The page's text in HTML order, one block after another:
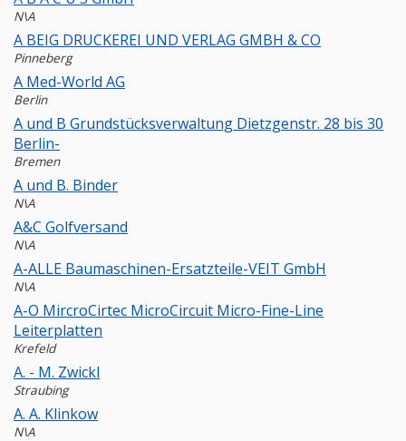
N\A
A BEIG DRUCKEREI UND VERLAG GMBH & CO
Pinneberg
A Med-World AG
Berlin
A und B Grundstücksverwaltung Dietzgenstr. 28 bis 30
Berlin-
Bremen
A und B. Binder
N\A
A&C Golfversand
N\A
A-ALLE Baumaschinen-Ersatzteile-VEIT GmbH
N\A
A-O MircroCirtec MicroCircuit Micro-Fine-Line
Leiterplatten
Krefeld
A. - M. Zwickl
Straubing
A. A. Klinkow
N\A